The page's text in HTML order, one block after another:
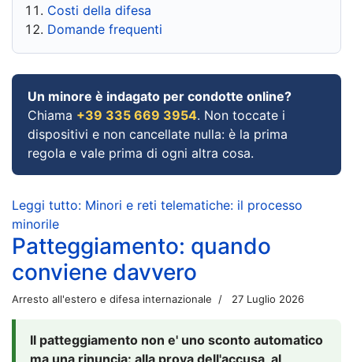
Costi della difesa
Domande frequenti
Un minore è indagato per condotte online?
Chiama +39 335 669 3954. Non toccate i
dispositivi e non cancellate nulla: è la prima
regola e vale prima di ogni altra cosa.
Leggi tutto: Minori e reti telematiche: il processo
minorile
Patteggiamento: quando
conviene davvero
Arresto all'estero e difesa internazionale 27 Luglio 2026
Il patteggiamento non e' uno sconto automatico
ma una rinuncia: alla prova dell'accusa, al